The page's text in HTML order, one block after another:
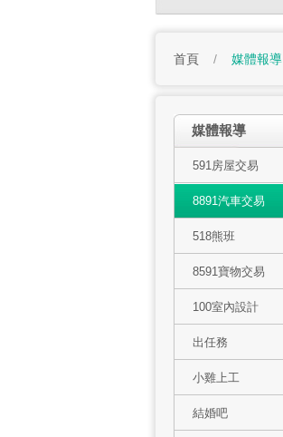
首頁 / 媒體報導
媒體報導
591房屋交易
8891汽車交易
518熊班
8591寶物交易
100室內設計
出任務
小雞上工
結婚吧